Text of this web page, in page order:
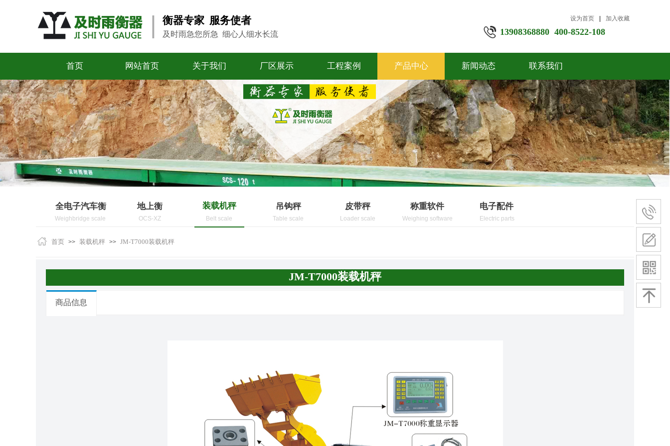
13908368880 400-8522-108
及时雨急您所急 细心人细水长流
衡器专家 服务使者 设为首页 加入收藏
首页 网站首页 关于我们 厂区展示 工程案例 产品中心 新闻动态 联系我们
全电子汽车衡 地上衡 装载机秤 吊钩秤 皮带秤 称重软件 电子配件
Loader scale
Weighbridge scale OCS-XZ Electric parts
Belt scale Table scale Weighing software
首页 >> 装载机秤 >> JM-T7000装载机秤
JM-T7000装载机秤
商品信息